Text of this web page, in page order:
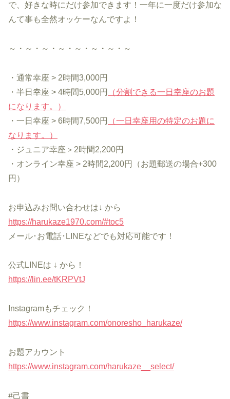
で、好きな時にだけ参加できます！一年に一度だけ参加な
んて事も全然オッケーなんですよ！
～・～・～・～・～・～・～・～
・通常幸座 > 2時間3,000円
・半日幸座 > 4時間5,000円
（分割できる一日幸座のお題
になります。）
・一日幸座 > 6時間7,500円
（一日幸座用の特定のお題に
なります。）
・ジュニア幸座＞2時間2,200円
・オンライン幸座 > 2時間2,200円（お題郵送の場合+300
円）
お申込みお問い合わせは↓ から
https://harukaze1970.com/#toc5
メール･お電話･LINEなどでも対応可能です！
公式LINEは ↓ から！
https://lin.ee/tKRPVtJ
Instagramもチェック！
https://www.instagram.com/onoresho_harukaze/
お題アカウント
https://www.instagram.com/harukaze__select/
#己書